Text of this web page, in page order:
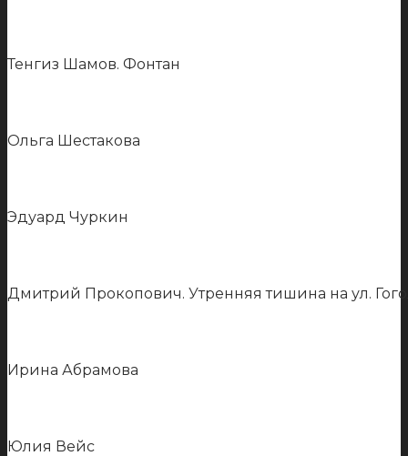
Тенгиз Шамов. Фонтан
Ольга Шестакова
Эдуард Чуркин
Дмитрий Прокопович. Утренняя тишина на ул.
Ирина Абрамова
Юлия Вейс